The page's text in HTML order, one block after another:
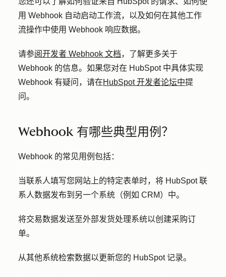
用 Webhook 自动启动工作流，以及如何在其他工作
流操作中使用 Webhook 响应数据。
请参阅开发者 Webhook 文档，了解更多关于
Webhook 的信息。如果您对在 HubSpot 中具体实现
Webhook 有疑问，请在HubSpot 开发者论坛中提
问。
Webhook 有哪些典型用例？
Webhook 的常见用例包括：
当联系人填写您网站上的特定表单时，将 HubSpot 联
系人数据发布到另一个系统（例如 CRM）中。
将交易数据发送至外部发货处理系统以创建采购订
单。
从其他系统检索数据以更新您的 HubSpot 记录。